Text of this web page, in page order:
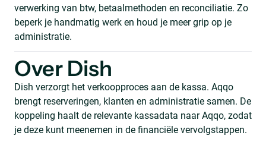
verwerking van btw, betaalmethoden en reconciliatie. Zo
beperk je handmatig werk en houd je meer grip op je
administratie.
Over Dish
Dish verzorgt het verkoopproces aan de kassa. Aqqo
brengt reserveringen, klanten en administratie samen. De
koppeling haalt de relevante kassadata naar Aqqo, zodat
je deze kunt meenemen in de financiële vervolgstappen.